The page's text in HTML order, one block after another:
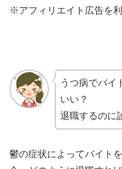
※アフィリエイト広告を
うつ病でバイ
いい？
退職するのに
鬱の症状によってバイト